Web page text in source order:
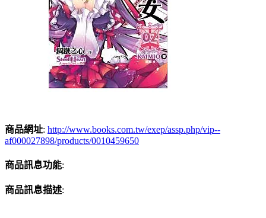
商品網址: http://www.books.com.tw/exep/assp.php/vip--
af000027898/products/0010459650
商品訊息功能:
商品訊息描述: